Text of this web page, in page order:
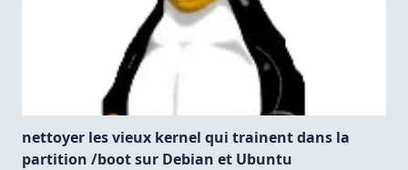
nettoyer les vieux kernel qui trainent dans la
partition /boot sur Debian et Ubuntu